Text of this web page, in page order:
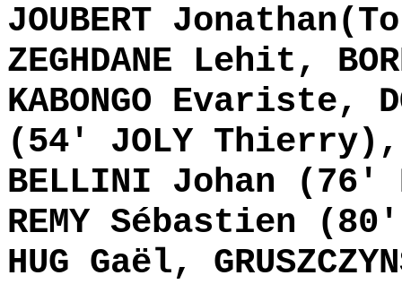
JOUBERT
ZEGHDANE Lehit,
KABONGO Evariste,
(54' JOLY Thierry),
BELLINI Johan (76'
REMY Sébastien
HUG Gaël,